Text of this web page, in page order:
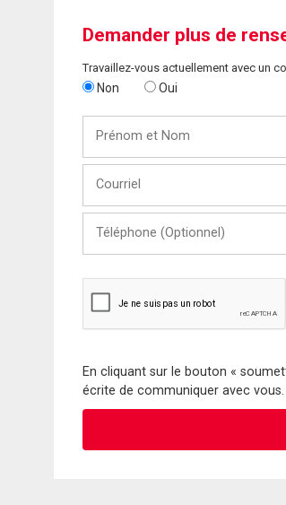
Demander plus de
Travaillez-vous actuellement avec un
Non Oui
Nom
(Optionnel)
En cliquant sur le bouton «
écrite de communiquer avec vous.